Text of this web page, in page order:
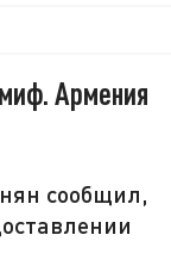
Армения
сообщил,